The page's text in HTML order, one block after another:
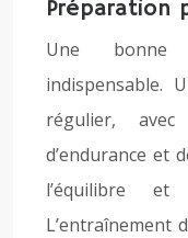
Préparation
Une bonne
indispensable.
régulier, avec
d’endurance et
l’équilibre
L’entraînement